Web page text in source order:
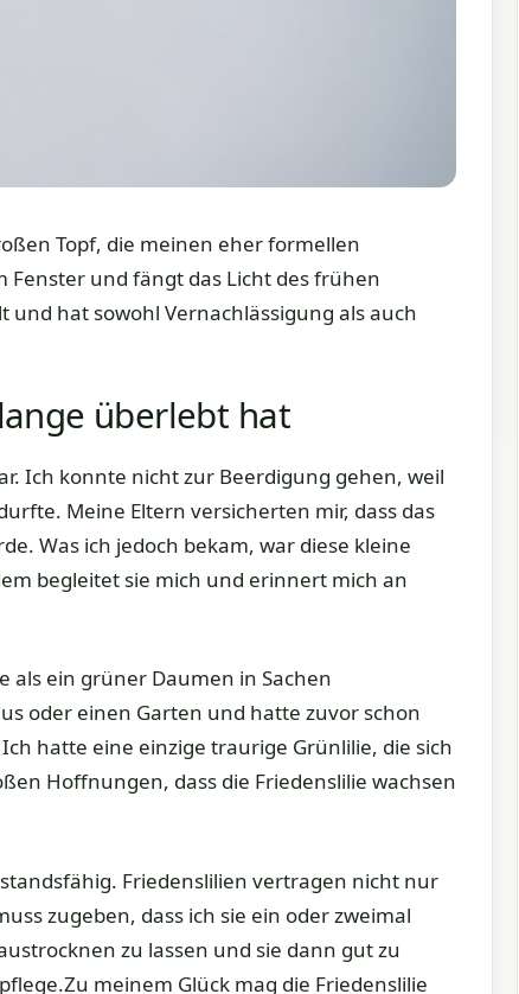
Topf, die meinen eher formellen
Fenster und fängt das Licht des frühen
und hat sowohl Vernachlässigung als auch
überlebt hat
Ich konnte nicht zur Beerdigung gehen, weil
Meine Eltern versicherten mir, dass das
Was ich jedoch bekam, war diese kleine
begleitet sie mich und erinnert mich an
als ein grüner Daumen in Sachen
oder einen Garten und hatte zuvor schon
hatte eine einzige traurige Grünlilie, die sich
Hoffnungen, dass die Friedenslilie wachsen
Friedenslilien vertragen nicht nur
zugeben, dass ich sie ein oder zweimal
zu lassen und sie dann gut zu
meinem Glück mag die Friedenslilie